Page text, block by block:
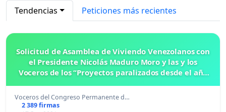
Tendencias Peticiones más recientes
Solicitud de Asamblea de Viviendo Venezolanos con
el Presidente Nicolás Maduro Moro y las y los
Voceros de los “Proyectos paralizados desde el año
Voceros del Congreso Permanente d…
2 389 firmas